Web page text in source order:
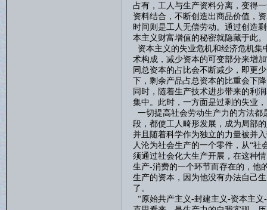
占有，工人与生产资料分离，变得
资料结合，不断创造出商品价值，
时间则是工人无偿劳动。通过创造
本主义财富增值的秘密就隐藏于此。
资本主义的失业危机和经济危机集
术构成，减少资本的可变部分来增
同总资本的占比会不断减少，即更
下，剩余产品占总资本的比重会下
同时，随着生产技术进步带来的利
集中。此时，一方面是过剩的失业
一切提高社会劳动生产力的方法都
段，都使工人畸形发展，成为局部
并且随着科学作为独立的力量被并
人沦为社会生产的一个零件，从“
须通过社会化大生产开展，在这种
生产-消费的一个环节而存在的，他
生产的资本，因为他没有办法自己
了。
“原始共产主义-封建主义-资本主义-